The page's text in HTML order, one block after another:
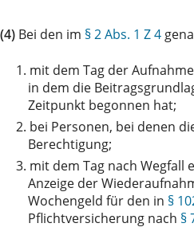
(4) Bei den im § 2 Abs. 1 Z 4
1. mit dem Tag der
in dem die
Zeitpunkt begonnen hat;
2. bei Personen, bei denen
Berechtigung;
3. mit dem Tag nach Wegfall
Anzeige der
Wochengeld für den in §
Pflichtversicherung nach §